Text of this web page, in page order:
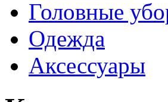
Головные
Одежда
Аксессуары